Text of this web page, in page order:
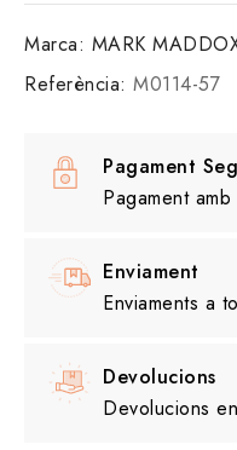
Marca: MARK
Referència: M0114-57
Pagament
Pagament
Enviament
Enviaments a
Devolucions
Devolucions